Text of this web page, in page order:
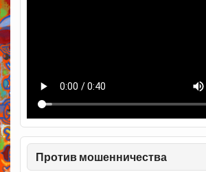
Против мошенничества